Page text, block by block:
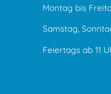
Montag bis
Samstag,
Feiertags ab 11